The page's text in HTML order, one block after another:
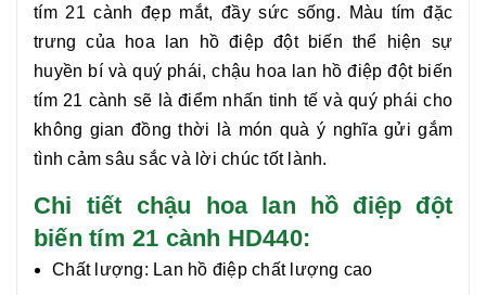
tím 21 cành đẹp mắt, đầy sức sống. Màu tím đặc
trưng của hoa lan hồ điệp đột biến thể hiện sự
huyền bí và quý phái, chậu hoa lan hồ điệp đột biến
tím 21 cành sẽ là điểm nhấn tinh tế và quý phái cho
không gian đồng thời là món quà ý nghĩa gửi gắm
tình cảm sâu sắc và lời chúc tốt lành.
Chi tiết chậu hoa lan hồ điệp đột
biến tím 21 cành HD440:
Chất lượng: Lan hồ điệp chất lượng cao